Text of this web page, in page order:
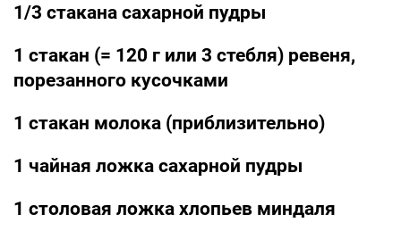
1/3 стакана сахарной пудры
1 стакан (= 120 г или 3 стебля) ревеня,
порезанного кусочками
1 стакан молока (приблизительно)
1 чайная ложка сахарной пудры
1 столовая ложка хлопьев миндаля